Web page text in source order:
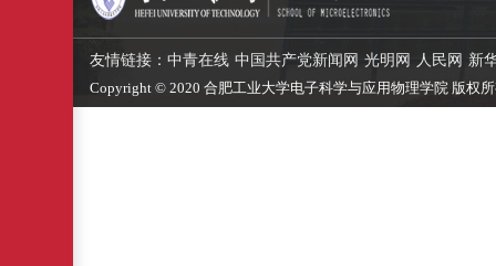
友情链接： 中青在线 中国共产党新闻网 光明网 人民网 新
Copyright © 2020 合肥工业大学电子科学与应用物理学院 版